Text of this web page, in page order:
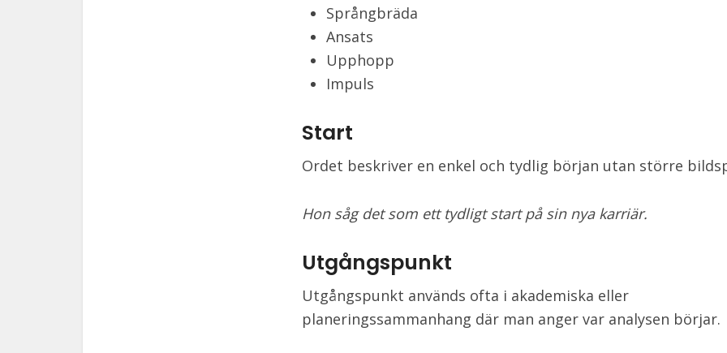
Språngbräda
Ansats
Upphopp
Impuls
Start
Ordet beskriver en enkel och tydlig början utan större
Hon såg det som ett tydligt start på sin nya karriär.
Utgångspunkt
Utgångspunkt används ofta i akademiska eller
planeringssammanhang där man anger var analysen börjar.